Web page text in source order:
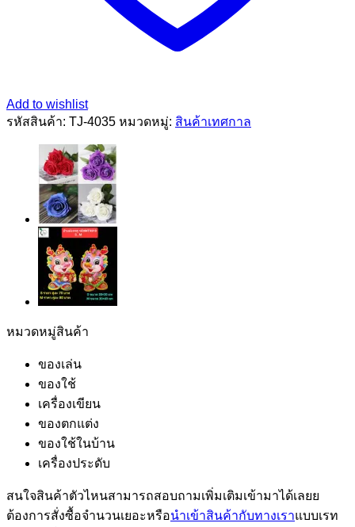
Add to wishlist
รหัสสินค้า: TJ-4035 หมวดหมู่: สินค้าเทศกาล
หมวดหมู่สินค้า
ของเล่น
ของใช้
เครื่องเขียน
ของตกแต่ง
ของใช้ในบ้าน
เครื่องประดับ
สนใจสินค้าตัวไหนสามารถสอบถามเพิ่มเติมเข้ามาได้เลยย
ต้องการสั่งซื้อจำนวนเยอะหรือนำเข้าสินค้ากับทางเราแบบเรท